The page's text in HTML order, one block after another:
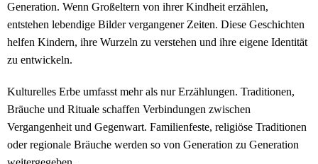
Generation. Wenn Großeltern von ihrer Kindheit erzählen,
entstehen lebendige Bilder vergangener Zeiten. Diese Geschichten
helfen Kindern, ihre Wurzeln zu verstehen und ihre eigene Identität
zu entwickeln.
Kulturelles Erbe umfasst mehr als nur Erzählungen. Traditionen,
Bräuche und Rituale schaffen Verbindungen zwischen
Vergangenheit und Gegenwart. Familienfeste, religiöse Traditionen
oder regionale Bräuche werden so von Generation zu Generation